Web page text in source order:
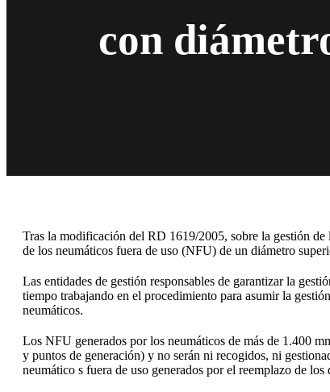
con
Tras la modificación del RD 1619/2005, sobre la gestión de
de los neumáticos fuera de uso (NFU) de un diámetro
Las entidades de gestión responsables de garantizar la
tiempo trabajando en el procedimiento para asumir la
neumáticos.
Los NFU generados por los neumáticos de más de 1.400
y puntos de generación) y no serán ni recogidos, ni
neumático s fuera de uso generados por el reemplazo de